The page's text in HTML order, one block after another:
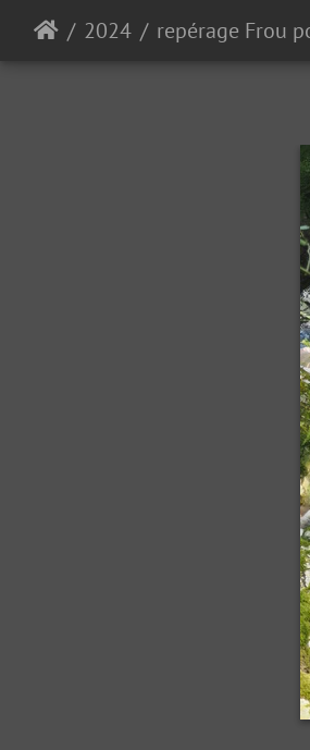
2024 repérage Frou